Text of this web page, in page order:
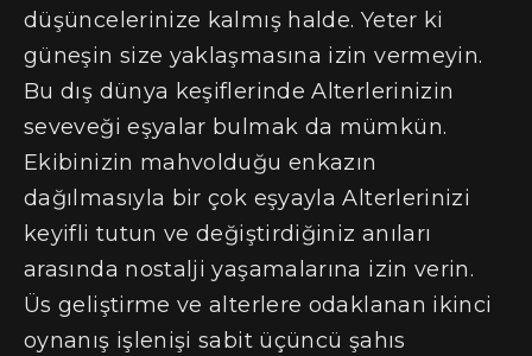
düşüncelerinize kalmış halde. Yeter ki
güneşin size yaklaşmasına izin vermeyin.
Bu dış dünya keşiflerinde Alterlerinizin
seveveği eşyalar bulmak da mümkün.
Ekibinizin mahvolduğu enkazın
dağılmasıyla bir çok eşyayla Alterlerinizi
keyifli tutun ve değiştirdiğiniz anıları
arasında nostalji yaşamalarına izin verin.
Üs geliştirme ve alterlere odaklanan ikinci
oynanış işlenişi sabit üçüncü şahıs